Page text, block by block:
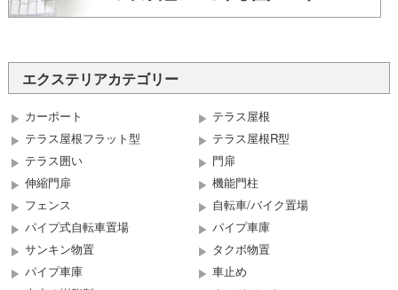
エクステリアカテゴリー
カーポート
テラス屋根
テラス屋根フラット型
テラス屋根R型
テラス囲い
門扉
伸縮門扉
機能門柱
フェンス
自転車/バイク置場
パイプ式自転車置場
パイプ車庫
サンキン物置
タクボ物置
パイプ車庫
車止め